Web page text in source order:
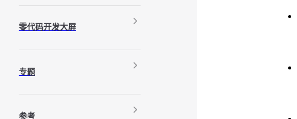
零代码开发大屏
专题
参考